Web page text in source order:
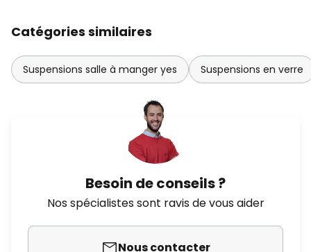
Catégories similaires
Suspensions salle à manger yes Suspensions en verre
Besoin de conseils ?
Nos spécialistes sont ravis de vous aider
Nous contacter